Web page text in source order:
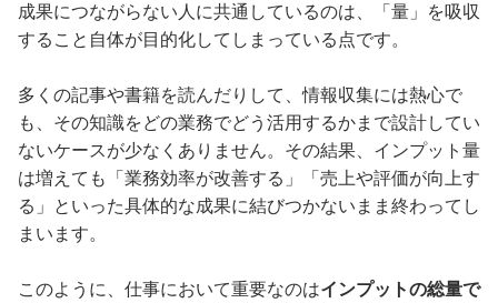
成果につながらない人に共通しているのは、「量」を吸収
すること自体が目的化してしまっている点です。
多くの記事や書籍を読んだりして、情報収集には熱心で
も、その知識をどの業務でどう活用するかまで設計してい
ないケースが少なくありません。その結果、インプット量
は増えても「業務効率が改善する」「売上や評価が向上す
る」といった具体的な成果に結びつかないまま終わってし
まいます。
このように、仕事において重要なのはインプットの総量で